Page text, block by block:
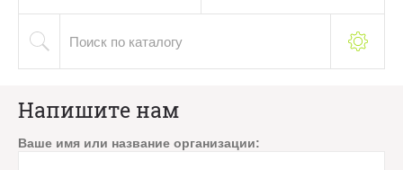
Напишите нам
Ваше имя или название организации: